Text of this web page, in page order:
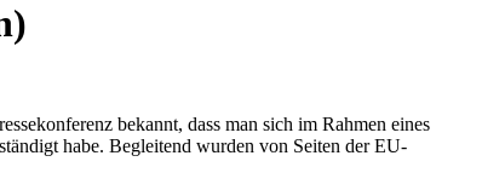
bekannt, dass man sich im Rahmen eines
habe. Begleitend wurden von Seiten der EU-